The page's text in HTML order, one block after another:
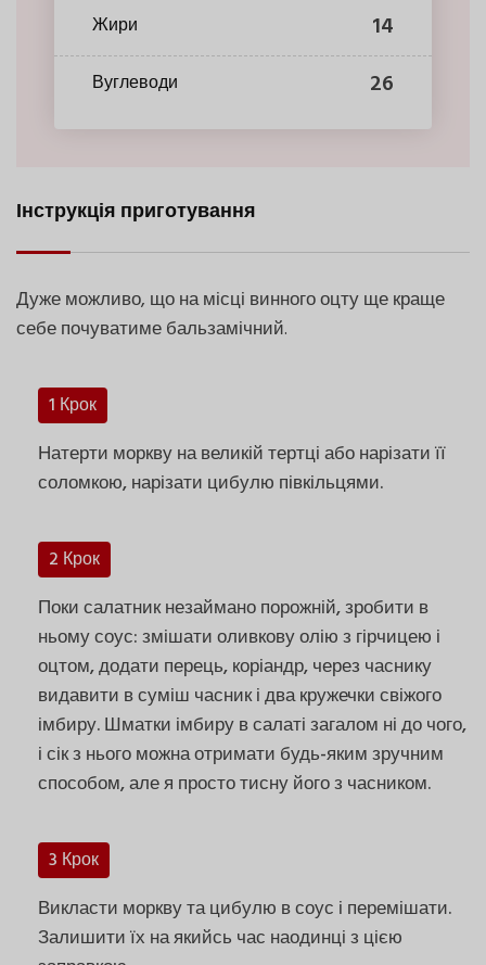
Жири 14
Вуглеводи 26
Інструкція приготування
Дуже можливо, що на місці винного оцту ще краще
себе почуватиме бальзамічний.
1 Крок
Натерти моркву на великій тертці або нарізати її
соломкою, нарізати цибулю півкільцями.
2 Крок
Поки салатник незаймано порожній, зробити в
ньому соус: змішати оливкову олію з гірчицею і
оцтом, додати перець, коріандр, через часнику
видавити в суміш часник і два кружечки свіжого
імбиру. Шматки імбиру в салаті загалом ні до чого,
і сік з нього можна отримати будь-яким зручним
способом, але я просто тисну його з часником.
3 Крок
Викласти моркву та цибулю в соус і перемішати.
Залишити їх на якийсь час наодинці з цією